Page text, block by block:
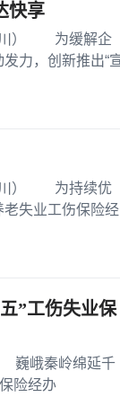
快享
川） 为缓解企
力，创新推出“
川） 为持续优
失业工伤保险经
”工伤失业保
峨秦岭绵延千
险经办